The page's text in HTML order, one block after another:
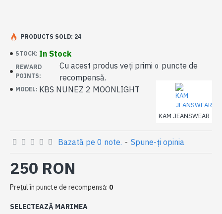
STOCK: In Stock
REWARD
POINTS:
Cu acest produs veți primi 0 puncte de
recompensă.
MODEL: KBS NUNEZ 2 MOONLIGHT
KAM JEANSWEAR
PRODUCTS SOLD: 24
Bazată pe 0 note. - Spune-ţi opinia
250 RON
Preţul în puncte de recompensă: 0
SELECTEAZĂ MARIMEA